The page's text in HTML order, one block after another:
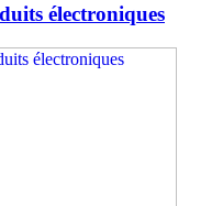
électroniques